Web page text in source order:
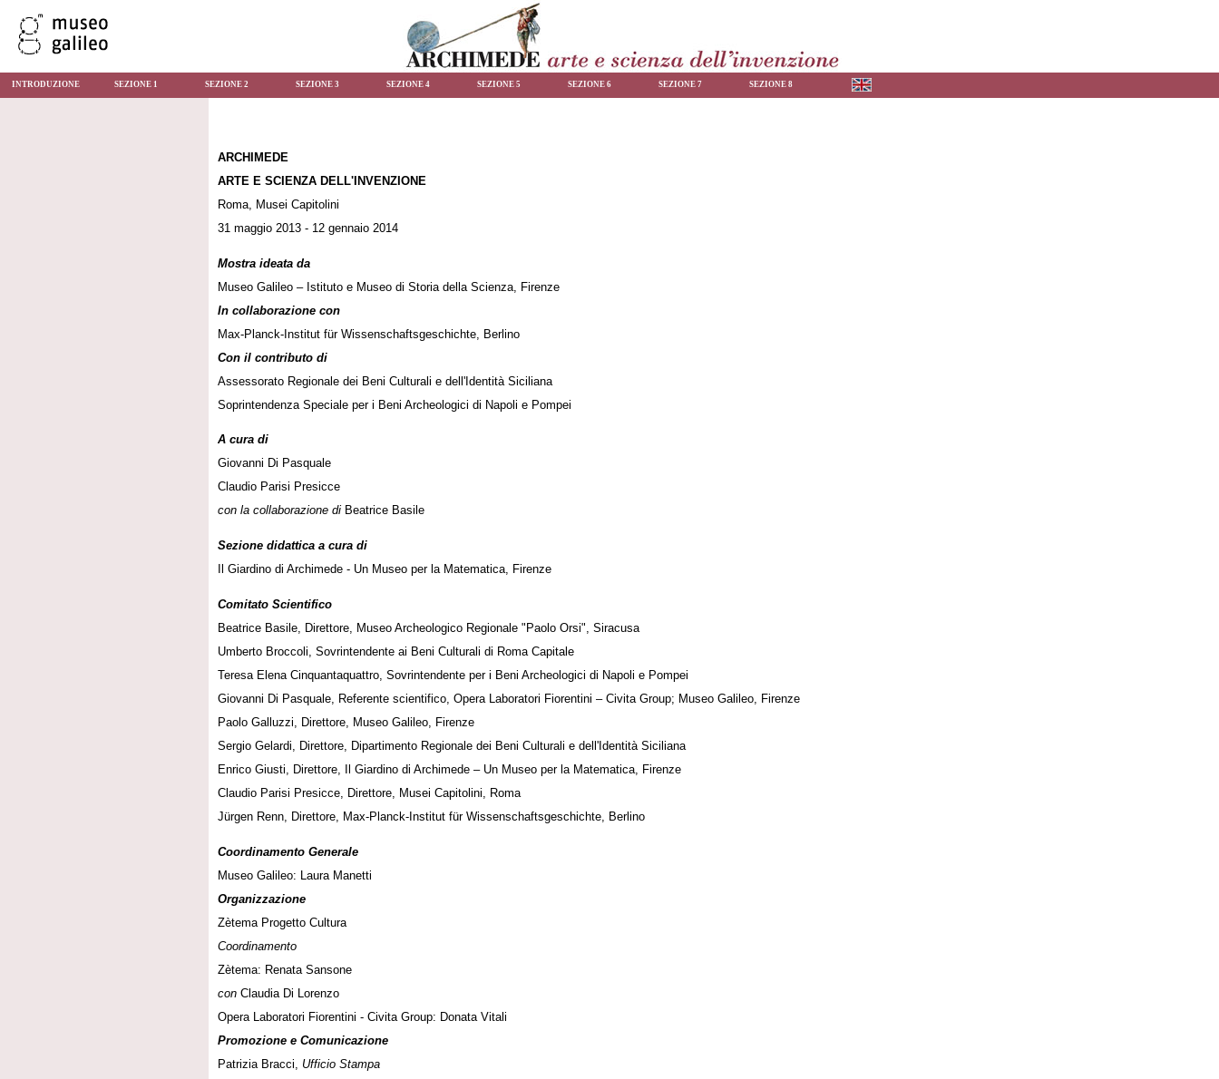
INTRODUZIONE SEZIONE 1 SEZIONE 2 SEZIONE 3 SEZIONE 4 SEZIONE 5 SEZIONE 6 SEZIONE 7 SEZIONE 8
ARCHIMEDE
ARTE E SCIENZA DELL'INVENZIONE
Roma, Musei Capitolini
31 maggio 2013 - 12 gennaio 2014
Mostra ideata da
Museo Galileo – Istituto e Museo di Storia della Scienza, Firenze
In collaborazione con
Max-Planck-Institut für Wissenschaftsgeschichte, Berlino
Con il contributo di
Assessorato Regionale dei Beni Culturali e dell'Identità Siciliana
Soprintendenza Speciale per i Beni Archeologici di Napoli e Pompei
A cura di
Giovanni Di Pasquale
Claudio Parisi Presicce
con la collaborazione di Beatrice Basile
Sezione didattica a cura di
Il Giardino di Archimede - Un Museo per la Matematica, Firenze
Comitato Scientifico
Beatrice Basile, Direttore, Museo Archeologico Regionale "Paolo Orsi", Siracusa
Umberto Broccoli, Sovrintendente ai Beni Culturali di Roma Capitale
Teresa Elena Cinquantaquattro, Sovrintendente per i Beni Archeologici di Napoli e Pompei
Giovanni Di Pasquale, Referente scientifico, Opera Laboratori Fiorentini – Civita Group; Museo Galileo, Firenze
Paolo Galluzzi, Direttore, Museo Galileo, Firenze
Sergio Gelardi, Direttore, Dipartimento Regionale dei Beni Culturali e dell'Identità Siciliana
Enrico Giusti, Direttore, Il Giardino di Archimede – Un Museo per la Matematica, Firenze
Claudio Parisi Presicce, Direttore, Musei Capitolini, Roma
Jürgen Renn, Direttore, Max-Planck-Institut für Wissenschaftsgeschichte, Berlino
Coordinamento Generale
Museo Galileo: Laura Manetti
Organizzazione
Zètema Progetto Cultura
Coordinamento
Zètema: Renata Sansone
con Claudia Di Lorenzo
Opera Laboratori Fiorentini - Civita Group: Donata Vitali
Promozione e Comunicazione
Patrizia Bracci, Ufficio Stampa